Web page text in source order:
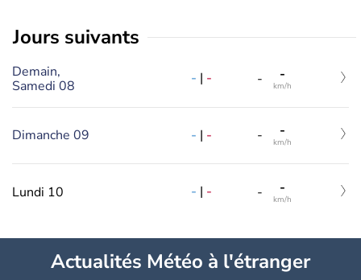
jours suivants
Demain,
Samedi 08
- | - - -
km/h
Dimanche 09 - | - - -
km/h
Lundi 10 - | - - -
km/h
Actualités Météo à l'étranger